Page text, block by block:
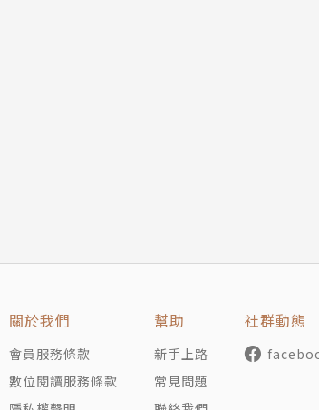
關於我們
會員服務條款
數位閱讀服務條款
幫助
新手上路
常見問題
社群動態